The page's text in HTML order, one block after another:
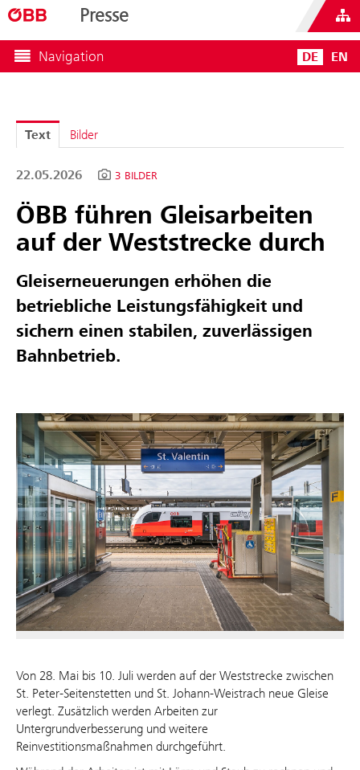
Presse
Navigation DE EN
Text Bilder
22.05.2026 3 BILDER
ÖBB führen Gleisarbeiten
auf der Weststrecke durch
Gleiserneuerungen erhöhen die
betriebliche Leistungsfähigkeit und
sichern einen stabilen, zuverlässigen
Bahnbetrieb.
Von 28. Mai bis 10. Juli werden auf der Weststrecke zwischen
St. Peter-Seitenstetten und St. Johann-Weistrach neue Gleise
verlegt. Zusätzlich werden Arbeiten zur
Untergrundverbesserung und weitere
Reinvestitionsmaßnahmen durchgeführt.